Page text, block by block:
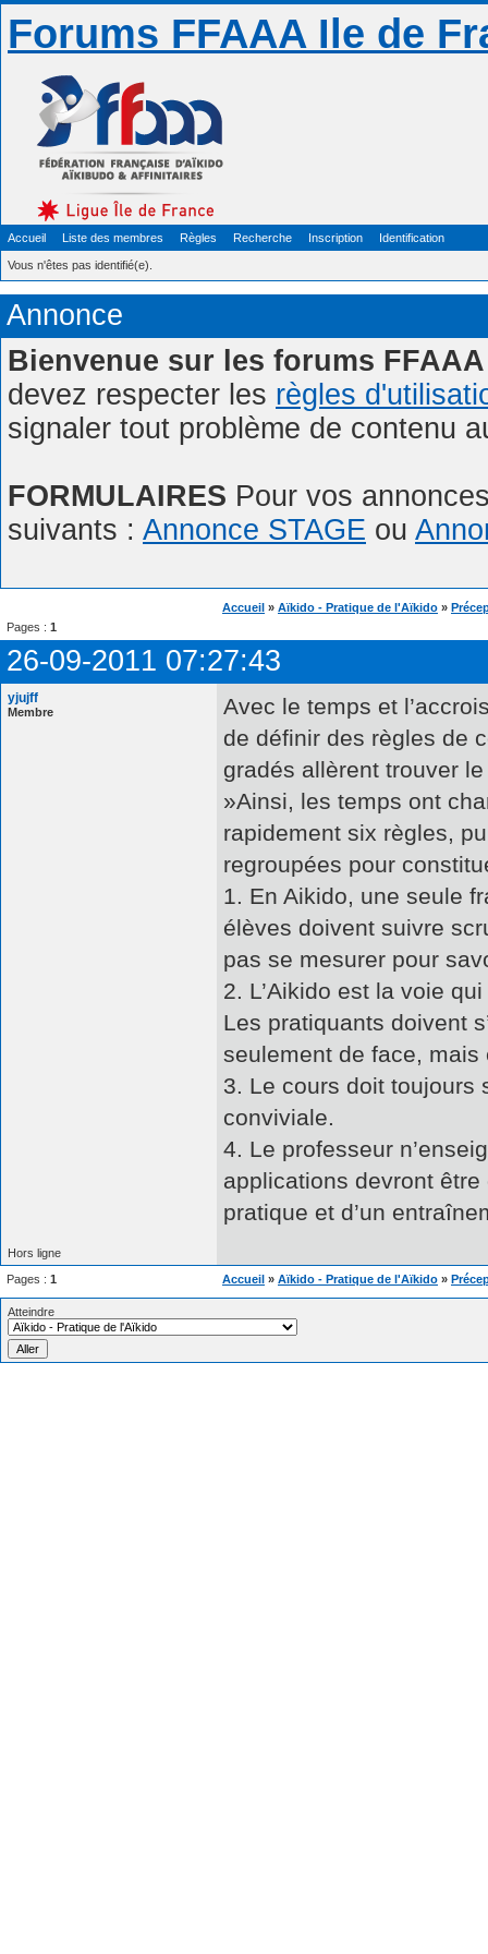
Forums FFAAA Ile de
Accueil Liste des membres Règles Recherche Inscription Identification
Vous n'êtes pas identifié(e).
Annonce
Bienvenue sur les forums FFAAA
devez respecter les règles
signaler tout problème de contenu
FORMULAIRES Pour vos
suivants : Annonce STAGE ou
Accueil » Aïkido - Pratique de l'Aïkido »
Pages : 1
26-09-2011 07:27:43
yjujff
Membre
Avec le temps et
de définir des règles de
gradés allèrent trouver
»Ainsi, les temps ont
rapidement six règles,
regroupées pour
1. En Aikido, une seule
élèves doivent suivre
pas se mesurer pour
2. L’Aikido est la voie
Les pratiquants doivent
seulement de face,
3. Le cours doit toujours
conviviale.
4. Le professeur
applications devront
pratique et d’un
Hors ligne
Pages : 1 Accueil » Aïkido - Pratique de l'Aïkido »
Atteindre